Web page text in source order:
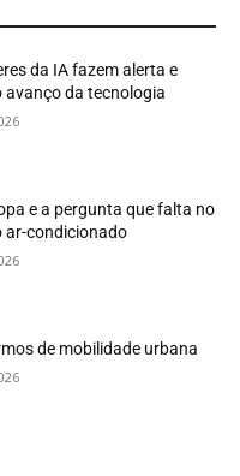
da IA fazem alerta e
avanço da tecnologia
e a pergunta que falta no
ar-condicionado
de mobilidade urbana